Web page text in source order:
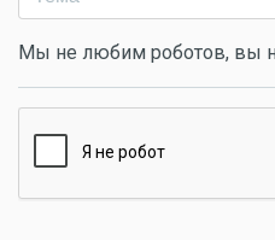
Мы не любим роботов, вы